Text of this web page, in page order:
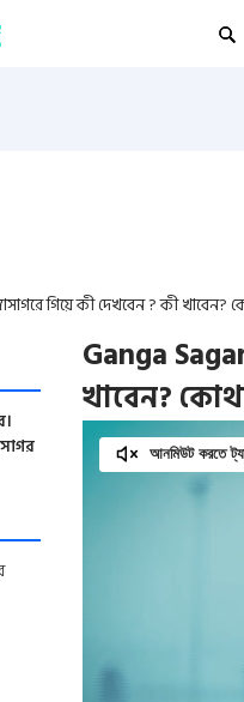
গিয়ে কী দেখবেন ? কী
Ganga
খাবেন?
আনমিউট করতে